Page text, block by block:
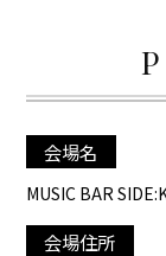
会場名
MUSIC BAR
会場住所